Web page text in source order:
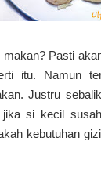
Pasti
itu. Namun
Justru
si kecil
kebutuhan